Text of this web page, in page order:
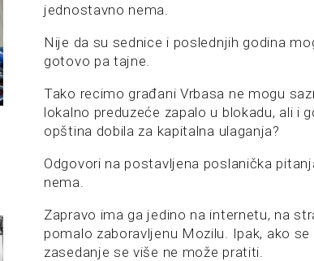
jednostavno nema.
Nije da su sednice i poslednjih godina
gotovo pa tajne.
Tako recimo građani Vrbasa ne mogu
lokalno preduzeće zapalo u blokadu, ali i
opština dobila za kapitalna ulaganja?
Odgovori na postavljena poslanička
nema.
Zapravo ima ga jedino na internetu, na
pomalo zaboravljenu Mozilu. Ipak, ako
zasedanje se više ne može pratiti.